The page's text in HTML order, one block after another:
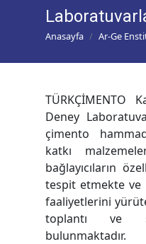
Anasayfa Ar-Ge
TÜRKÇİMENTO
Deney
çimento
katkı
bağlayıcıların
tespit etmekte
faaliyetlerini
toplantı ve
bulunmaktadır.